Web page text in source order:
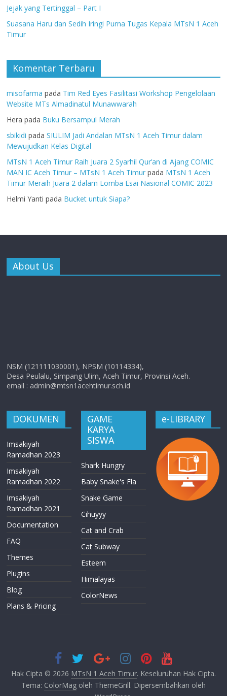
Jejak yang Tertinggal – Part I
Suasana Haru dan Sedih Iringi Purna Tugas Kepala MTsN 1 Aceh
Timur
Komentar Terbaru
misofarma pada Tim Red Eyes Fasilitasi Workshop Pengelolaan
Website MTs Almadinatul Munawwarah
Hera pada Buku Bersampul Merah
sbikidi padaSIULIM Jadi Andalan MTsN 1 Aceh Timur dalam
Mewujudkan Kelas Digital
MTsN 1 Aceh Timur Raih Juara 2 Syarhil Qur’an di Ajang COMIC
MAN IC Aceh Timur – MTsN 1 Aceh Timur pada MTsN 1 Aceh
Timur Meraih Juara 2 dalam Lomba Esai Nasional COMIC 2023
Helmi Yanti pada Bucket untuk Siapa?
About Us
NSM (121111030001), NPSM (10114334),
Desa Peulalu, Simpang Ulim, Aceh Timur, Provinsi Aceh.
email : admin@mtsn1acehtimur.sch.id
DOKUMEN
Imsakiyah
Ramadhan 2023
Imsakiyah
Ramadhan 2022
Imsakiyah
Ramadhan 2021
Documentation
FAQ
Themes
Plugins
Blog
Plans & Pricing
GAME
KARYA
SISWA
Shark Hungry
Baby Snake's Fla
Snake Game
Cihuyyy
Cat and Crab
Cat Subway
Esteem
Himalayas
ColorNews
e-LIBRARY
Hak Cipta © 2026 MTsN 1 Aceh Timur. Keseluruhan Hak Cipta.
Tema: ColorMagoleh ThemeGrill. Dipersembahkan oleh